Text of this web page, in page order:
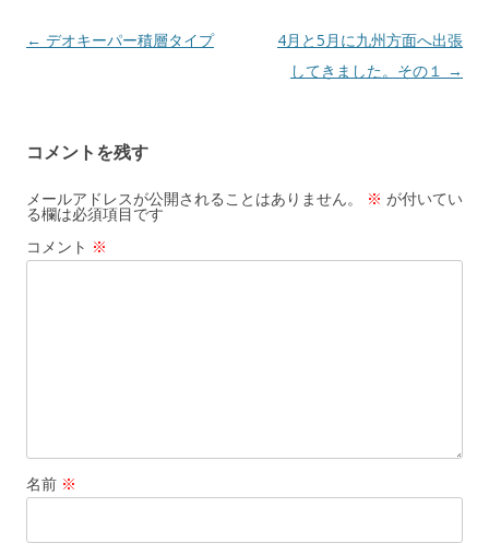
k
投稿ナビゲーション
← デオキーパー積層タイプ
4月と5月に九州方面へ出張
してきました。その１ →
コメントを残す
メールアドレスが公開されることはありません。 ※ が付いてい
る欄は必須項目です
コメント ※
名前 ※